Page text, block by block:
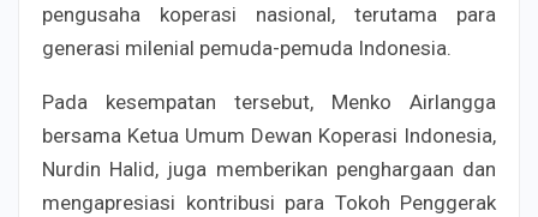
pengusaha koperasi nasional, terutama para
generasi milenial pemuda-pemuda Indonesia.
Pada kesempatan tersebut, Menko Airlangga
bersama Ketua Umum Dewan Koperasi Indonesia,
Nurdin Halid, juga memberikan penghargaan dan
mengapresiasi kontribusi para Tokoh Penggerak